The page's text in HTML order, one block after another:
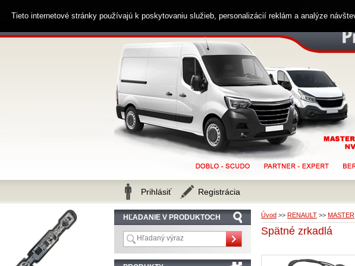
Úvod >> RENAULT >> MASTER
Spätné zrkadlá
HĽADANIE V PRODUKTOCH
Zákaznícka linka 0914 238 482
Prihlásiť Registrácia
Tieto internetové stránky používajú k poskytovaniu služieb, personalizácií reklám a analýze